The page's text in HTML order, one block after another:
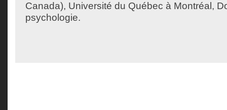
Canada), Université du Québec à Montréal,
psychologie.